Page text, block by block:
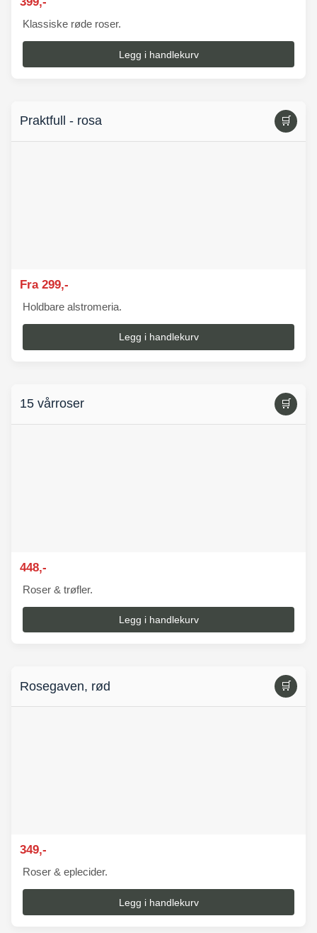
Klassiske røde roser.
Legg i handlekurv
Praktfull - rosa 🛒
Fra 299,-
Holdbare alstromeria.
Legg i handlekurv
15 vårroser 🛒
448,-
Roser & trøfler.
Legg i handlekurv
Rosegaven, rød 🛒
349,-
Roser & eplecider.
Legg i handlekurv